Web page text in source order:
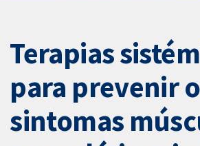
Terapias
para prevenir
sintomas